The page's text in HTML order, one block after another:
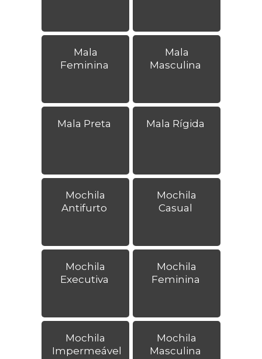
Mala
Feminina
Mala
Masculina
Mala Preta Mala Rígida
Mochila
Antifurto
Mochila
Casual
Mochila
Executiva
Mochila
Feminina
Mochila
Impermeável
Mochila
Masculina